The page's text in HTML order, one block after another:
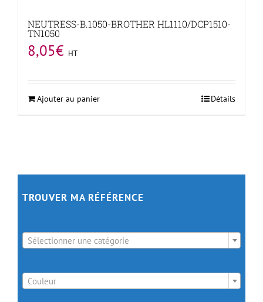
NEUTRESS-B.1050-BROTHER HL1110/DCP1510-
TN1050
8,05€ HT
Ajouter au panier Détails
TROUVER MA RÉFÉRENCE
Sélectionner une catégorie
Couleur